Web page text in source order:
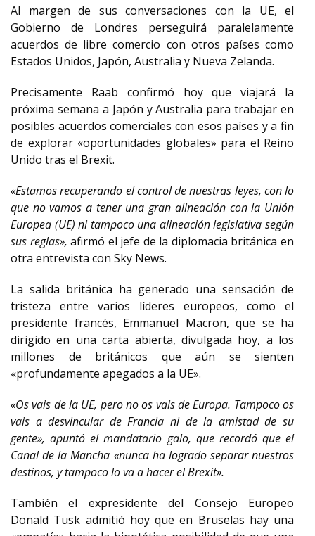
Al margen de sus conversaciones con la UE, el
Gobierno de Londres perseguirá paralelamente
acuerdos de libre comercio con otros países como
Estados Unidos, Japón, Australia y Nueva Zelanda.
Precisamente Raab confirmó hoy que viajará la
próxima semana a Japón y Australia para trabajar en
posibles acuerdos comerciales con esos países y a fin
de explorar «oportunidades globales» para el Reino
Unido tras el Brexit.
«Estamos recuperando el control de nuestras leyes, con lo
que no vamos a tener una gran alineación con la Unión
Europea (UE) ni tampoco una alineación legislativa según
sus reglas», afirmó el jefe de la diplomacia británica en
otra entrevista con Sky News.
La salida británica ha generado una sensación de
tristeza entre varios líderes europeos, como el
presidente francés, Emmanuel Macron, que se ha
dirigido en una carta abierta, divulgada hoy, a los
millones de británicos que aún se sienten
«profundamente apegados a la UE».
«Os vais de la UE, pero no os vais de Europa. Tampoco os
vais a desvincular de Francia ni de la amistad de su
gente», apuntó el mandatario galo, que recordó que el
Canal de la Mancha «nunca ha logrado separar nuestros
destinos, y tampoco lo va a hacer el Brexit».
También el expresidente del Consejo Europeo
Donald Tusk admitió hoy que en Bruselas hay una